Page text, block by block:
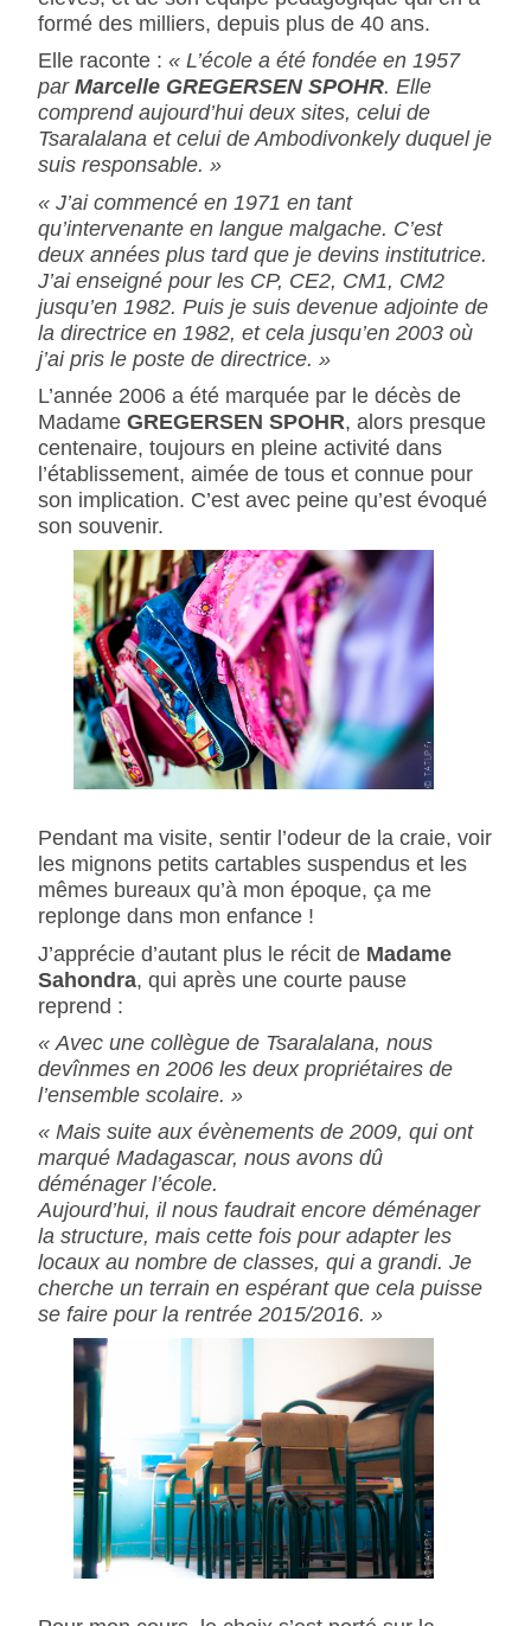
formé des milliers, depuis plus de 40 ans.
Elle raconte : « L’école a été fondée en 1957
parMarcelle GREGERSEN SPOHR. Elle
comprend aujourd’hui deux sites, celui de
Tsaralalana et celui de Ambodivonkely duquel je
suis responsable. »
« J’ai commencé en 1971 en tant
qu’intervenante en langue malgache. C’est
deux années plus tard que je devins institutrice.
J’ai enseigné pour les CP, CE2, CM1, CM2
jusqu’en 1982. Puis je suis devenue adjointe de
la directrice en 1982, et cela jusqu’en 2003 où
j’ai pris le poste de directrice. »
L’année 2006 a été marquée par le décès de
Madame GREGERSEN SPOHR, alors presque
centenaire, toujours en pleine activité dans
l’établissement, aimée de tous et connue pour
son implication. C’est avec peine qu’est évoqué
son souvenir.
Pendant ma visite, sentir l’odeur de la craie, voir
les mignons petits cartables suspendus et les
mêmes bureaux qu’à mon époque, ça me
replonge dans mon enfance !
J’apprécie d’autant plus le récit de Madame
Sahondra, qui après une courte pause
reprend :
« Avec une collègue de Tsaralalana, nous
devînmes en 2006 les deux propriétaires de
l’ensemble scolaire. »
« Mais suite aux évènements de 2009, qui ont
marqué Madagascar, nous avons dû
déménager l’école.
Aujourd’hui, il nous faudrait encore déménager
la structure, mais cette fois pour adapter les
locaux au nombre de classes, qui a grandi. Je
cherche un terrain en espérant que cela puisse
se faire pour la rentrée 2015/2016. »